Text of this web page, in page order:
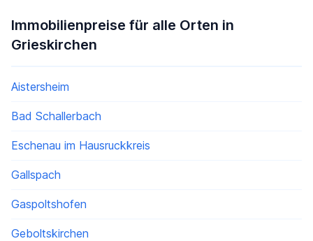
Immobilienpreise für alle Orten in
Grieskirchen
Aistersheim
Bad Schallerbach
Eschenau im Hausruckkreis
Gallspach
Gaspoltshofen
Geboltskirchen